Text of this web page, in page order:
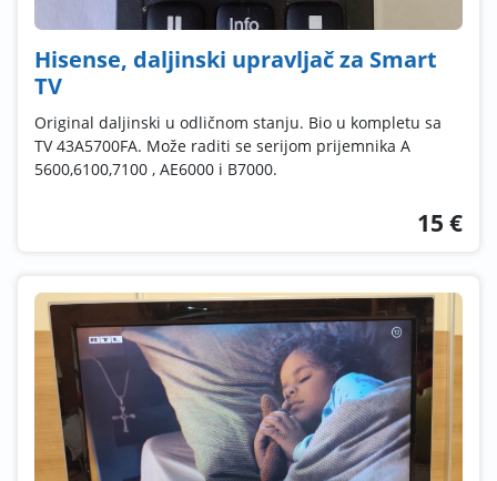
Hisense, daljinski upravljač za Smart
TV
Original daljinski u odličnom stanju. Bio u kompletu sa
TV 43A5700FA. Može raditi se serijom prijemnika A
5600,6100,7100 , AE6000 i B7000.
15 €